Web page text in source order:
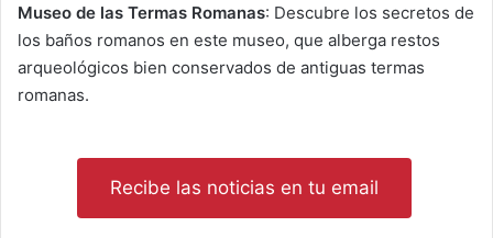
Museo de las Termas Romanas: Descubre los secretos de
los baños romanos en este museo, que alberga restos
arqueológicos bien conservados de antiguas termas
romanas.
Recibe las noticias en tu email